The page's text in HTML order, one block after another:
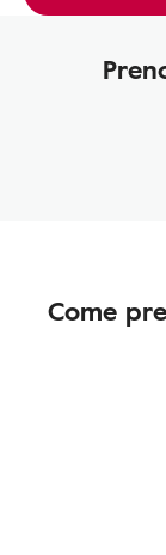
Come